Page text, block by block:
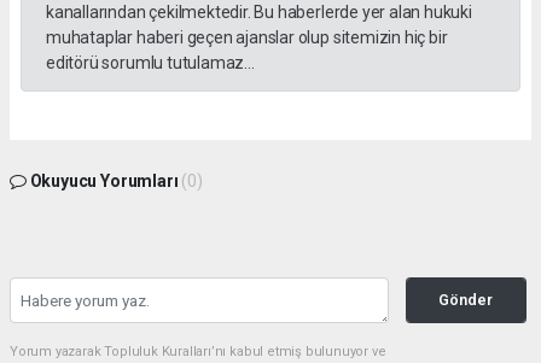
kanallarından çekilmektedir. Bu haberlerde yer alan hukuki
muhataplar haberi geçen ajanslar olup sitemizin hiç bir
editörü sorumlu tutulamaz...
Okuyucu Yorumları (0)
Gönder
Yorum yazarak Topluluk Kuralları’nı kabul etmiş bulunuyor ve